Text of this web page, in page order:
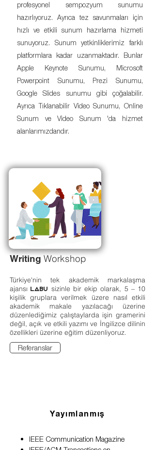
profesyonel sempozyum sunumu
hazırlıyoruz. Ayrıca tez savunmaları için
hızlı ve etkili sunum hazırlama hizmeti
sunuyoruz. Sunum yetkinliklerimiz farklı
platformlara kadar uzanmaktadır. Bunlar
Apple Keynote Sunumu, Microsoft
Powerpoint Sunumu, Prezi Sunumu,
Google Slides sunumu gibi çoğalabilir.
Ayrıca Tıklanabilir Video Sunumu, Online
Sunum ve Video Sunum 'da hizmet
alanlarımızdandır.
Writing Workshop
Türkiye'nin tek akademik markalaşma
ajansıLABU sizinle bir ekip olarak, 5 – 10
kişilik gruplara verilmek üzere nasıl etkili
akademik makale yazılacağı üzerine
düzenlediğimiz çalıştaylarda işin gramerini
değil, açık ve etkili yazımı ve İngilizce dilinin
özellikleri üzerine eğitim düzenliyoruz.
Referanslar
Yayımlanmış
IEEE Communication Magazine